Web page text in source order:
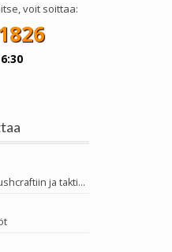
voit soittaa:
Varusteita retkeilyyn, bushcraftiin ja taktiseen käyttöön